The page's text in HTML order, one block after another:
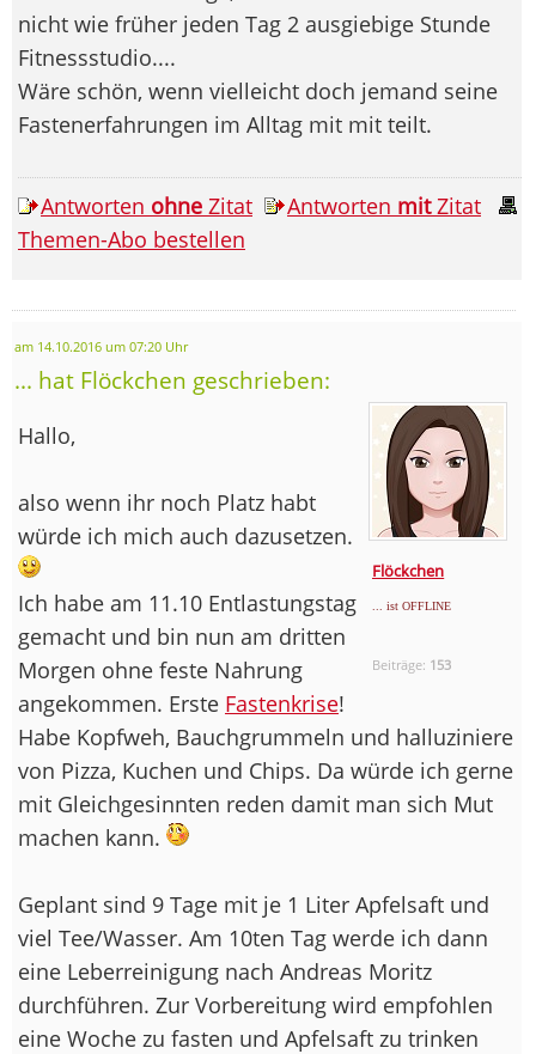
nicht wie früher jeden Tag 2 ausgiebige Stunde
Fitnessstudio....
Wäre schön, wenn vielleicht doch jemand seine
Fastenerfahrungen im Alltag mit mit teilt.
Antworten ohne Zitat Antworten mitZitat
Themen-Abo bestellen
am 14.10.2016 um 07:20 Uhr
... hat Flöckchen geschrieben:
Flöckchen
... ist OFFLINE
Beiträge: 153
Hallo,
also wenn ihr noch Platz habt
würde ich mich auch dazusetzen.
Ich habe am 11.10 Entlastungstag
gemacht und bin nun am dritten
Morgen ohne feste Nahrung
angekommen. Erste Fastenkrise!
Habe Kopfweh, Bauchgrummeln und halluziniere
von Pizza, Kuchen und Chips. Da würde ich gerne
mit Gleichgesinnten reden damit man sich Mut
machen kann.
Geplant sind 9 Tage mit je 1 Liter Apfelsaft und
viel Tee/Wasser. Am 10ten Tag werde ich dann
eine Leberreinigung nach Andreas Moritz
durchführen. Zur Vorbereitung wird empfohlen
eine Woche zu fasten und Apfelsaft zu trinken